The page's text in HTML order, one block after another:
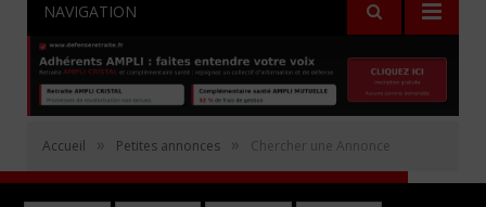
NAVIGATION
Accueil » Petites annonces » Chercher une Annonce
Rechercher
Déposer gratuitement une annonce